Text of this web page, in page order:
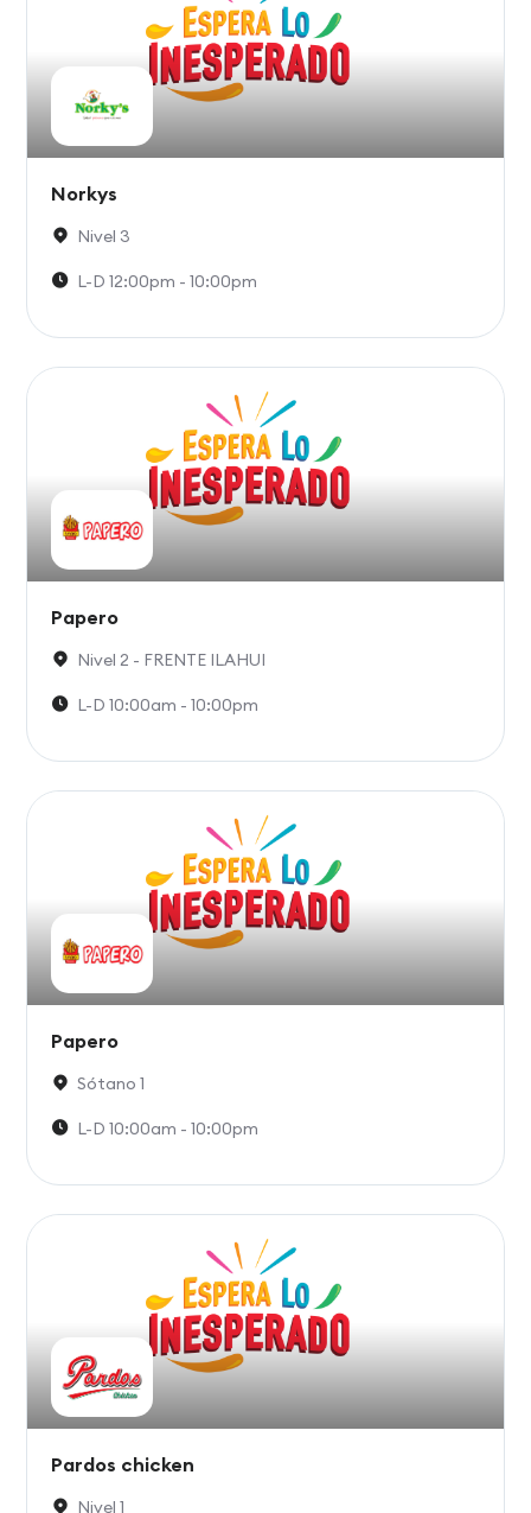
Norkys
Nivel 3
L-D 12:00pm - 10:00pm
Papero
Nivel 2 - FRENTE ILAHUI
L-D 10:00am - 10:00pm
Papero
Sótano 1
L-D 10:00am - 10:00pm
Pardos chicken
Nivel 1